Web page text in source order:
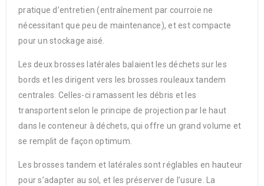
pratique d’entretien (entraînement par courroie ne
nécessitant que peu de maintenance), et est compacte
pour un stockage aisé.
Les deux brosses latérales balaient les déchets sur les
bords et les dirigent vers les brosses rouleaux tandem
centrales. Celles-ci ramassent les débris et les
transportent selon le principe de projection par le haut
dans le conteneur à déchets, qui offre un grand volume et
se remplit de façon optimum.
Les brosses tandem et latérales sont réglables en hauteur
pour s’adapter au sol, et les préserver de l’usure. La